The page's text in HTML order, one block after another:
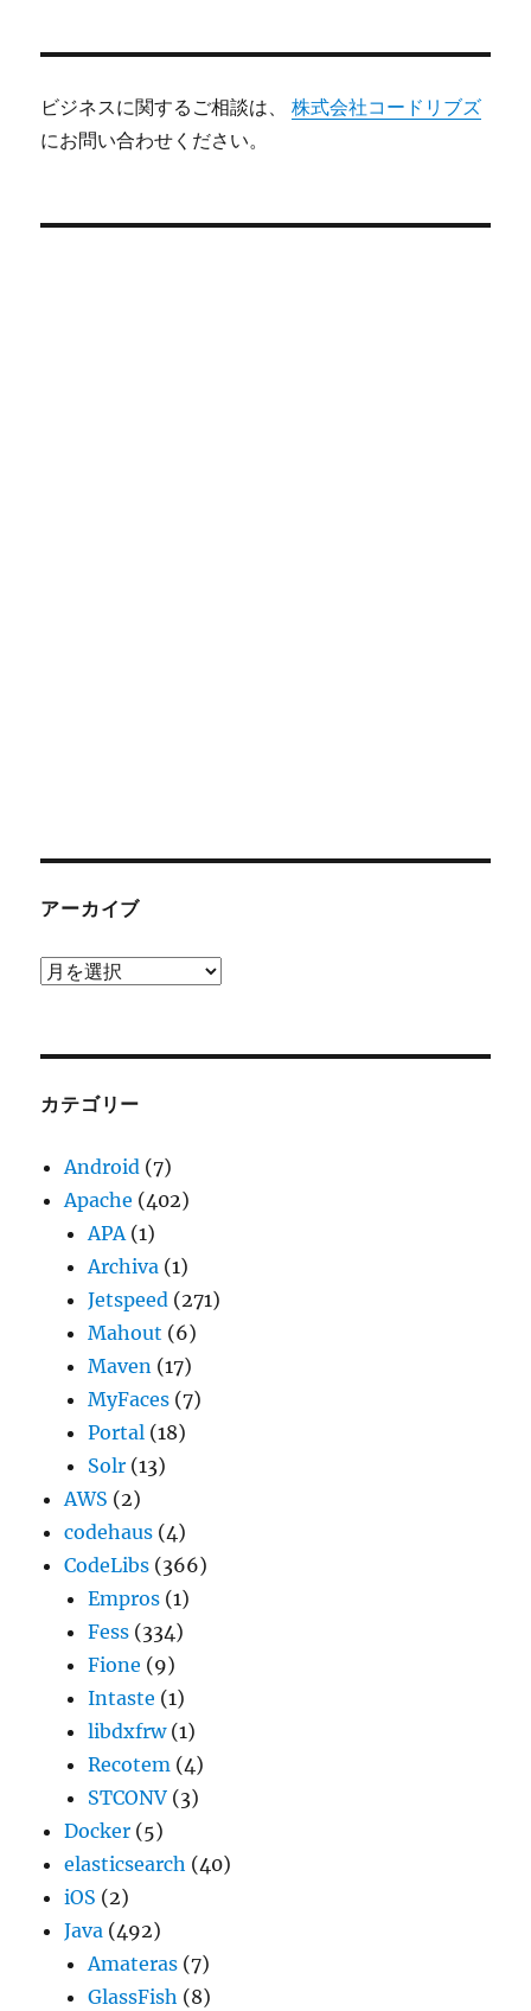
ビジネスに関するご相談は、株式会社コードリブズ
にお問い合わせください。
アーカイブ
ア
ブ
カテゴリー
Android (7)
Apache (402)
APA(1)
Archiva (1)
Jetspeed (271)
Mahout (6)
Maven (17)
MyFaces (7)
Portal (18)
Solr (13)
AWS (2)
codehaus (4)
CodeLibs (366)
Empros (1)
Fess (334)
Fione (9)
Intaste (1)
libdxfrw(1)
Recotem (4)
STCONV (3)
Docker (5)
elasticsearch (40)
iOS (2)
Java (492)
Amateras (7)
GlassFish (8)